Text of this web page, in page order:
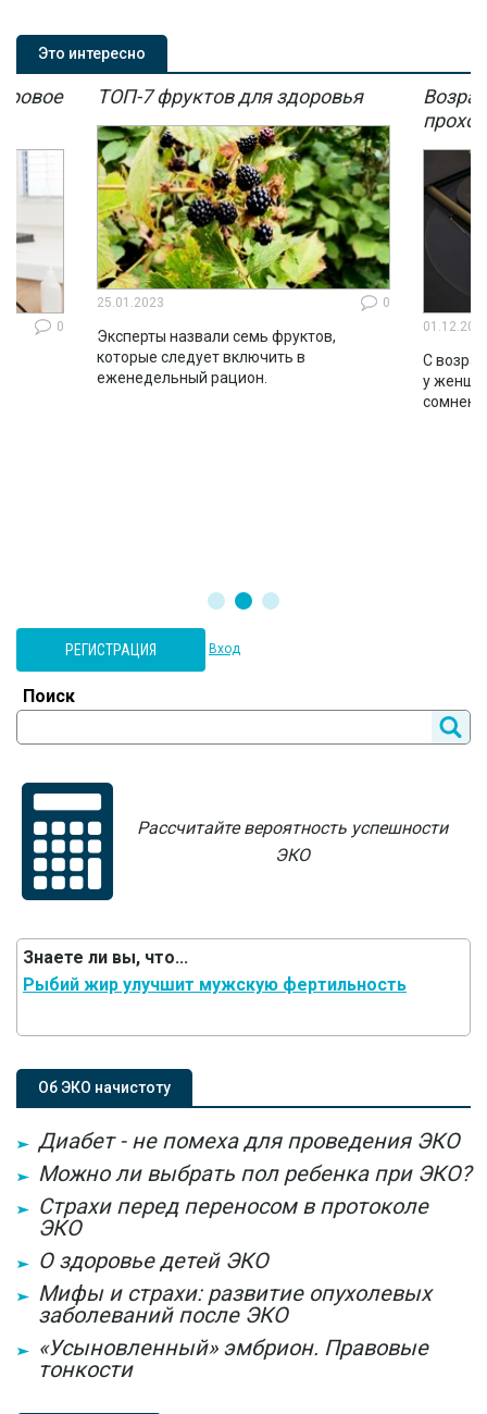
Это интересно
0
ТОП-7 фруктов для здоровья
25.01.2023 0
Эксперты назвали семь фруктов,
которые следует включить в
еженедельный рацион.
С
у
РЕГИСТРАЦИЯ Вход
Поиск
Рассчитайте вероятность успешности
ЭКО
Знаете ли вы, что...
Рыбий жир улучшит мужскую фертильность
Об ЭКО начистоту
Диабет - не помеха для проведения ЭКО
Можно ли выбрать пол ребенка при ЭКО?
Страхи перед переносом в протоколе
ЭКО
О здоровье детей ЭКО
Мифы и страхи: развитие опухолевых
заболеваний после ЭКО
«Усыновленный» эмбрион. Правовые
тонкости